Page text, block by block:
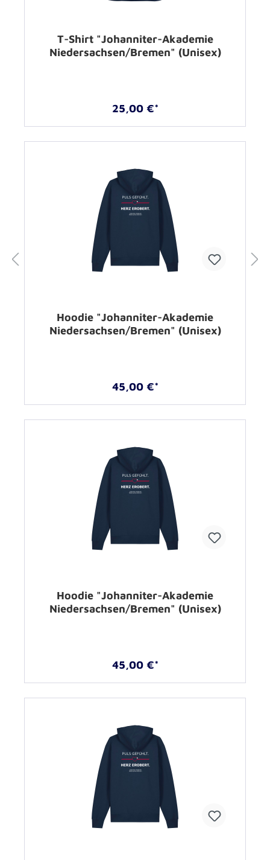
T-Shirt "Johanniter-Akademie
Niedersachsen/Bremen" (Unisex)
25,00 €*
Hoodie "Johanniter-Akademie
Niedersachsen/Bremen" (Unisex)
45,00 €*
Hoodie "Johanniter-Akademie
Niedersachsen/Bremen" (Unisex)
45,00 €*